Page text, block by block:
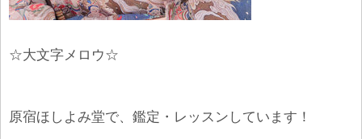
☆大文字メロウ☆
原宿ほしよみ堂で、鑑定・レッスンしています！